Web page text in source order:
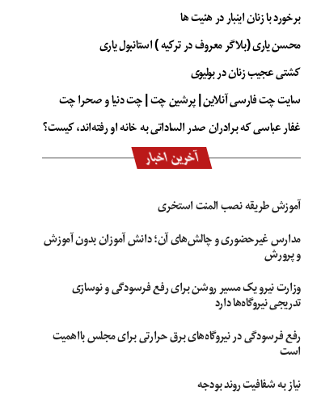
برخورد با زنان اینبار در هئیت ها
محسن یاری (بلاگر معروف در ترکیه ) استانبول یاری
کشتی عجیب زنان در بولیوی
سایت چت فارسی آنلاین | پرشین چت | چت دنیا و صحرا چت
غفار عباسی که برادران صدر الساداتی به خانه او رفته‌اند، کیست؟
آخرین اخبار
آموزش طریقه نصب المنت استخری
مدارس غیرحضوری و چالش‌های آن؛ دانش آموزان بدون آموزش
و پرورش
وزارت نیرو یک مسیر روشن برای رفع فرسودگی و نوسازی
تدریجی نیروگاه‌ها دارد
رفع فرسودگی در نیروگاه‌های برق حرارتی برای مجلس بااهمیت
است
نیاز به شفافیت روند بودجه